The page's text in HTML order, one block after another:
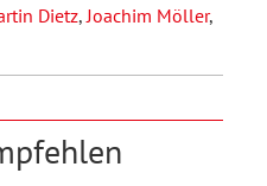
Dietz,Joachim Möller,